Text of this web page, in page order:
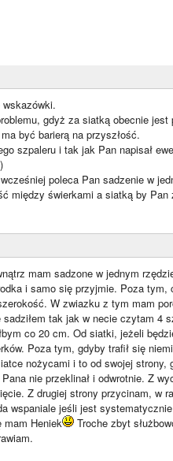
gdyż za siatką obecnie
być barierą na przyszłość.
szpaleru i tak jak Pan napisał
poleca Pan sadzenie w
między świerkami a siatką by Pan
mam sadzone w jednym
i samo się przyjmie. Poza
W zwiazku z tym mam
tak jak w necie czytam 4
co 20 cm. Od siatki, jeżeli
Poza tym, gdyby trafił się
nożycami i to od swojej
nie przeklinał i odwrotnie. Z
Z drugiej strony przycinam, w
wspaniale jeśli jest
Heniek
Troche zbyt